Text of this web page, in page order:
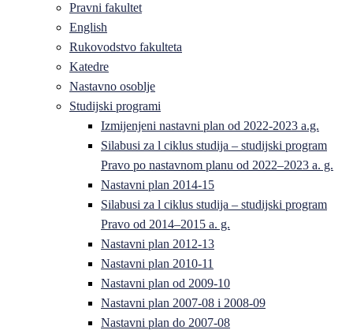
Pravni fakultet
English
Rukovodstvo fakulteta
Katedre
Nastavno osoblje
Studijski programi
Izmijenjeni nastavni plan od 2022-2023 a.g.
Silabusi za l ciklus studija – studijski program
Pravo po nastavnom planu od 2022–2023 a. g.
Nastavni plan 2014-15
Silabusi za l ciklus studija – studijski program
Pravo od 2014–2015 a. g.
Nastavni plan 2012-13
Nastavni plan 2010-11
Nastavni plan od 2009-10
Nastavni plan 2007-08 i 2008-09
Nastavni plan do 2007-08